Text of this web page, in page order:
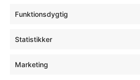
Funktionsdygtig
Statistikker
Marketing